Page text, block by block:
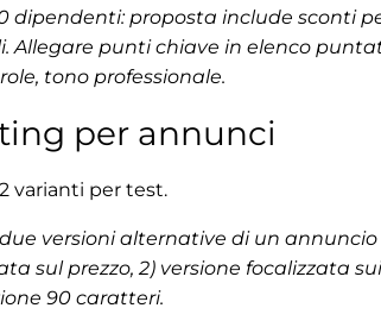
dipendenti: proposta include sconti
Allegare punti chiave in elenco
tono professionale.
per annunci
varianti per test.
versioni alternative di un annuncio
sul prezzo, 2) versione focalizzata
90 caratteri.